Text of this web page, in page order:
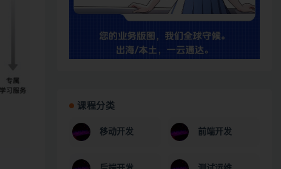
课程分类
移动开发 前端开发